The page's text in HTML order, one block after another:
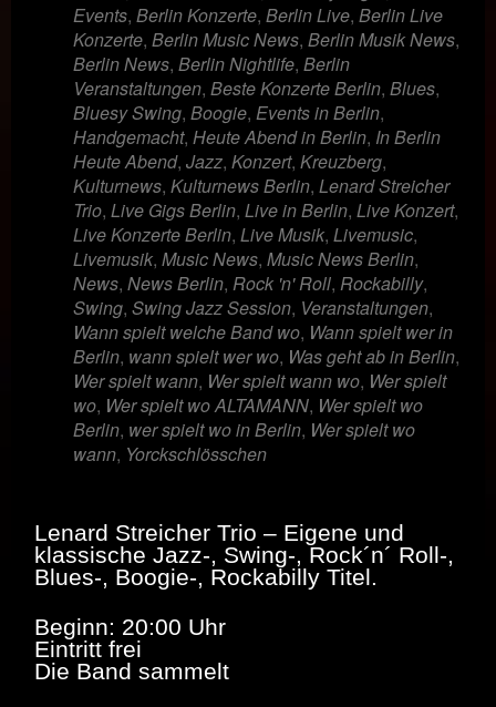
Events, Berlin Konzerte, Berlin Live, Berlin Live
Konzerte, Berlin Music News, Berlin Musik News,
Berlin News, Berlin Nightlife, Berlin
Veranstaltungen, Beste Konzerte Berlin, Blues,
Bluesy Swing, Boogie, Events in Berlin,
Handgemacht, Heute Abend in Berlin, In Berlin
Heute Abend, Jazz, Konzert, Kreuzberg,
Kulturnews, Kulturnews Berlin, Lenard Streicher
Trio, Live Gigs Berlin, Live in Berlin, Live Konzert,
Live Konzerte Berlin, Live Musik, Livemusic,
Livemusik, Music News, Music News Berlin,
News, News Berlin, Rock 'n' Roll, Rockabilly,
Swing, Swing Jazz Session, Veranstaltungen,
Wann spielt welche Band wo, Wann spielt wer in
Berlin, wann spielt wer wo, Was geht ab in Berlin,
Wer spielt wann, Wer spielt wann wo, Wer spielt
wo, Wer spielt wo ALTAMANN, Wer spielt wo
Berlin, wer spielt wo in Berlin, Wer spielt wo
wann, Yorckschlösschen
Lenard Streicher Trio – Eigene und
klassische Jazz-, Swing-, Rock´n´ Roll-,
Blues-, Boogie-, Rockabilly Titel.
Beginn: 20:00 Uhr
Eintritt frei
Die Band sammelt